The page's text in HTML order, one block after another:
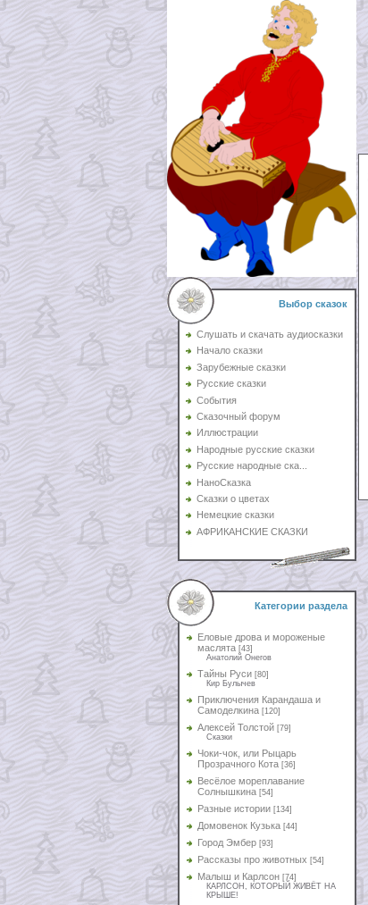
Выбор сказок
Слушать и скачать аудиосказки
Начало сказки
Зарубежные сказки
Русские сказки
События
Сказочный форум
Иллюстрации
Народные русские сказки
Русские народные ска...
НаноСказка
Сказки о цветах
Немецкие сказки
АФРИКАНСКИЕ СКАЗКИ
Категории раздела
Еловые дрова и мороженые
маслята [43]
Анатолий Онегов
Тайны Руси [80]
Кир Булычев
Приключения Карандаша и
Самоделкина [120]
Алексей Толстой [79]
Сказки
Чоки-чок, или Рыцарь
Прозрачного Кота [36]
Весёлое мореплавание
Солнышкина [54]
Разные истории [134]
Домовенок Кузька [44]
Город Эмбер [93]
Рассказы про животных [54]
Малыш и Карлсон [74]
КАРЛСОН, КОТОРЫЙ ЖИВЁТ НА
КРЫШЕ!